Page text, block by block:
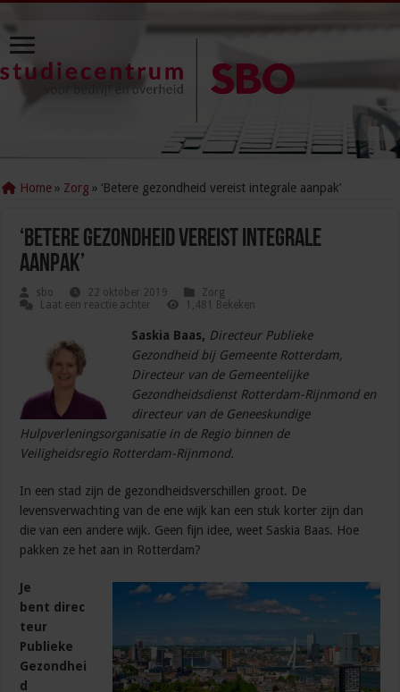
Home » Zorg » ‘Betere gezondheid vereist integrale aanpak’
‘Betere gezondheid vereist integrale
aanpak’
sbo 22 oktober 2019
Zorg
Laat een reactie achter
1,481 Bekeken
Saskia Baas, Directeur Publieke
Gezondheid bij Gemeente Rotterdam,
Directeur van de Gemeentelijke
Gezondheidsdienst Rotterdam-Rijnmond en
directeur van de Geneeskundige
Hulpverleningsorganisatie in de Regio binnen de
Veiligheidsregio Rotterdam-Rijnmond.
In een stad zijn de gezondheidsverschillen groot. De
levensverwachting van de ene wijk kan een stuk korter zijn dan
die van een andere wijk. Geen fijn idee, weet Saskia Baas. Hoe
pakken ze het aan in Rotterdam?
Je
bent direc
teur
Publieke
Gezondhei
d